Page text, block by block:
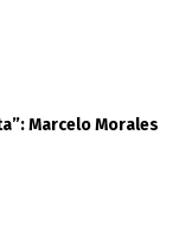
Marcelo Morales